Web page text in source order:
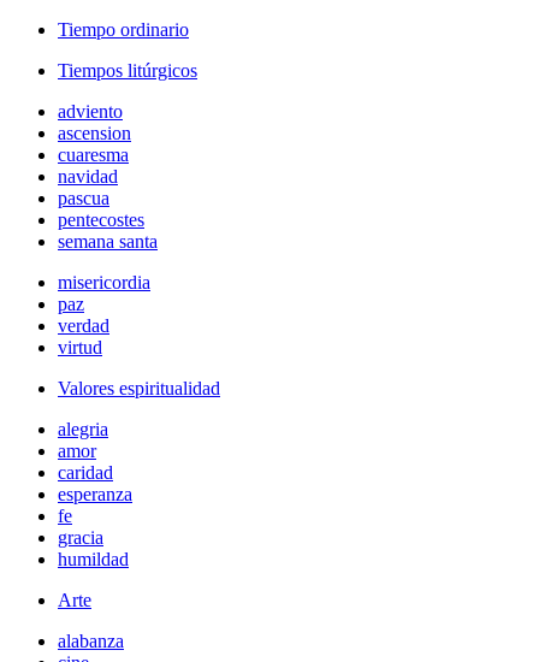
Tiempo ordinario
Tiempos litúrgicos
adviento
ascension
cuaresma
navidad
pascua
pentecostes
semana santa
misericordia
paz
verdad
virtud
Valores espiritualidad
alegria
amor
caridad
esperanza
fe
gracia
humildad
Arte
alabanza